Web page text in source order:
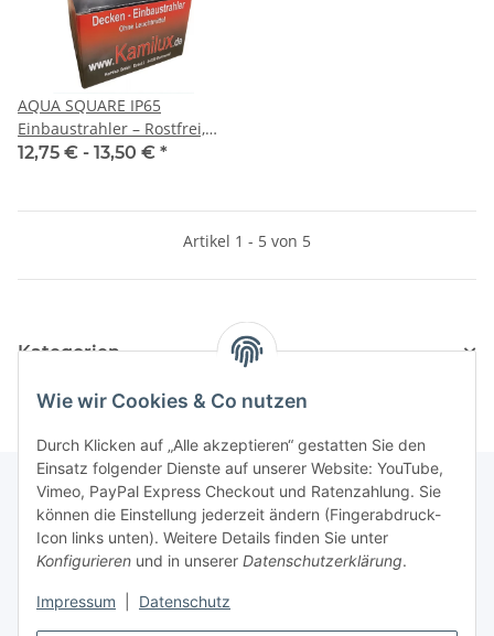
Wie wir Cookies & Co nutzen
Durch Klicken auf „Alle akzeptieren“ gestatten Sie den
Einsatz folgender Dienste auf unserer Website: YouTube,
Vimeo, PayPal Express Checkout und Ratenzahlung. Sie
können die Einstellung jederzeit ändern (Fingerabdruck-
Icon links unten). Weitere Details finden Sie unter
Konfigurieren und in unserer Datenschutzerklärung.
Impressum Datenschutz
AQUA SQUARE IP65
Einbaustrahler – Rostfrei,
82×82 mm, GU10 & MR16
12,75 € - 13,50 € *
Artikel 1 - 5 von 5
Kategorien
Informationen
Gesetzliche Informationen